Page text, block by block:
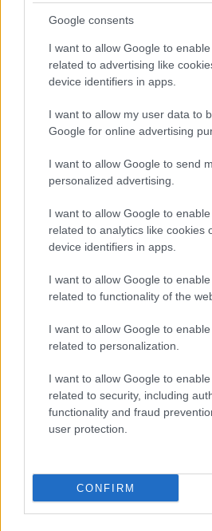
Google consents
I want to allow Google to
related to advertising like
device identifiers in apps.
I want to allow my user data to
Google for online advertising
I want to allow Google to send
personalized advertising.
I want to allow Google to
related to analytics like cookies
device identifiers in apps.
I want to allow Google to
related to functionality of the
I want to allow Google to
related to personalization.
I want to allow Google to
related to security, including
functionality and fraud
user protection.
CONFIRM
Lesújtva fogadtuk a hírt:
bizalmasa